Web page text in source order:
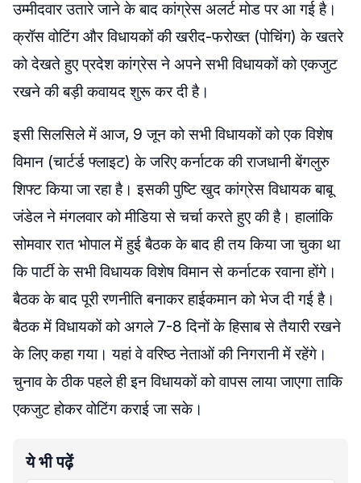
उम्मीदवार उतारे जाने के बाद कांग्रेस अलर्ट मोड पर आ गई है।
क्रॉस वोटिंग और विधायकों की खरीद-फरोख्त (पोचिंग) के खतरे
को देखते हुए प्रदेश कांग्रेस ने अपने सभी विधायकों को एकजुट
रखने की बड़ी कवायद शुरू कर दी है।
इसी सिलसिले में आज, 9 जून को सभी विधायकों को एक विशेष
विमान (चार्टर्ड फ्लाइट) के जरिए कर्नाटक की राजधानी बेंगलुरु
शिफ्ट किया जा रहा है। इसकी पुष्टि खुद कांग्रेस विधायक बाबू
जंडेल ने मंगलवार को मीडिया से चर्चा करते हुए की है। हालांकि
सोमवार रात भोपाल में हुई बैठक के बाद ही तय किया जा चुका था
कि पार्टी के सभी विधायक विशेष विमान से कर्नाटक रवाना होंगे।
बैठक के बाद पूरी रणनीति बनाकर हाईकमान को भेज दी गई है।
बैठक में विधायकों को अगले 7-8 दिनों के हिसाब से तैयारी रखने
के लिए कहा गया। यहां वे वरिष्ठ नेताओं की निगरानी में रहेंगे।
चुनाव के ठीक पहले ही इन विधायकों को वापस लाया जाएगा ताकि
एकजुट होकर वोटिंग कराई जा सके।
ये भी पढ़ें